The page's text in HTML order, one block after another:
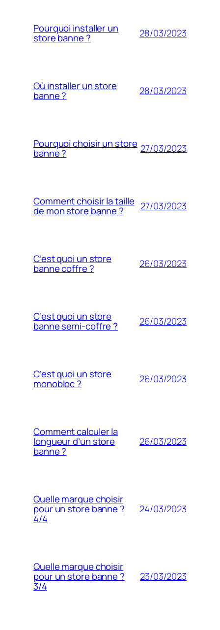
Pourquoi installer un
store banne ? 28/03/2023
Où installer un store
banne ? 28/03/2023
Pourquoi choisir un store
banne ? 27/03/2023
Comment choisir la taille
de mon store banne ? 27/03/2023
C’est quoi un store
banne coffre ? 26/03/2023
C’est quoi un store
banne semi-coffre ? 26/03/2023
C’est quoi un store
monobloc ? 26/03/2023
Comment calculer la
longueur d’un store
banne ?
26/03/2023
Quelle marque choisir
pour un store banne ?
4/4
24/03/2023
Quelle marque choisir
pour un store banne ?
3/4
23/03/2023